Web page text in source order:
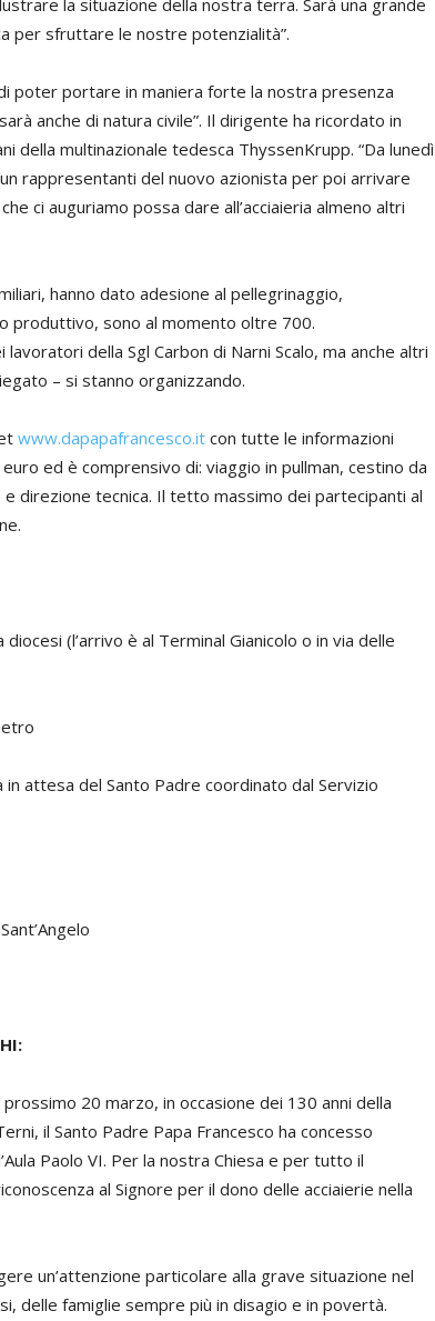
la situazione della nostra terra. Sarà una grande
per sfruttare le nostre potenzialità”.
poter portare in maniera forte la nostra presenza
anche di natura civile”. Il dirigente ha ricordato in
della multinazionale tedesca ThyssenKrupp. “Da lunedì
rappresentanti del nuovo azionista per poi arrivare
ci auguriamo possa dare all’acciaieria almeno altri
hanno dato adesione al pellegrinaggio,
produttivo, sono al momento oltre 700.
della Sgl Carbon di Narni Scalo, ma anche altri
– si stanno organizzando.
www.dapapafrancesco.it con tutte le informazioni
ed è comprensivo di: viaggio in pullman, cestino da
direzione tecnica. Il tetto massimo dei partecipanti al
(l’arrivo è al Terminal Gianicolo o in via delle
attesa del Santo Padre coordinato dal Servizio
20 marzo, in occasione dei 130 anni della
il Santo Padre Papa Francesco ha concesso
Paolo VI. Per la nostra Chiesa e per tutto il
al Signore per il dono delle acciaierie nella
un’attenzione particolare alla grave situazione nel
delle famiglie sempre più in disagio e in povertà.